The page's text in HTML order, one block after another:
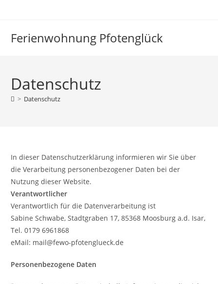
Ferienwohnung Pfotenglück
Datenschutz
> Datenschutz
In dieser Datenschutzerklärung informieren wir Sie über
die Verarbeitung personenbezogener Daten bei der
Nutzung dieser Website.
Verantwortlicher
Verantwortlich für die Datenverarbeitung ist
Sabine Schwabe, Stadtgraben 17, 85368 Moosburg a.d. Isar,
Tel. 0179 6961868
eMail: mail@fewo-pfotenglueck.de
Personenbezogene Daten